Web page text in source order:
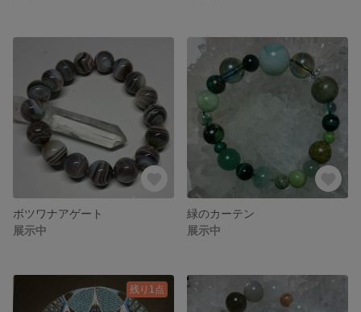
ボツワナアゲート
展示中
緑のカーテン
展示中
残り1点